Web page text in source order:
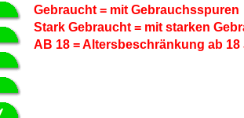
Gebraucht = mit Gebrauchsspuren
Stark Gebraucht = mit starken
AB 18 = Altersbeschränkung ab 18